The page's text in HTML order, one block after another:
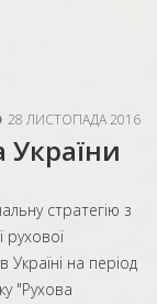
28 ЛИСТОПАДА 2016
стратегію з
рухової
Україні на період
"Рухова